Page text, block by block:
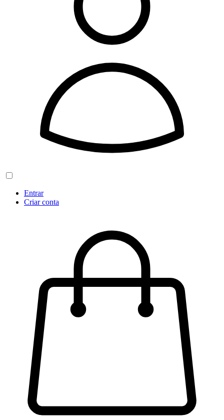
Entrar
Criar conta